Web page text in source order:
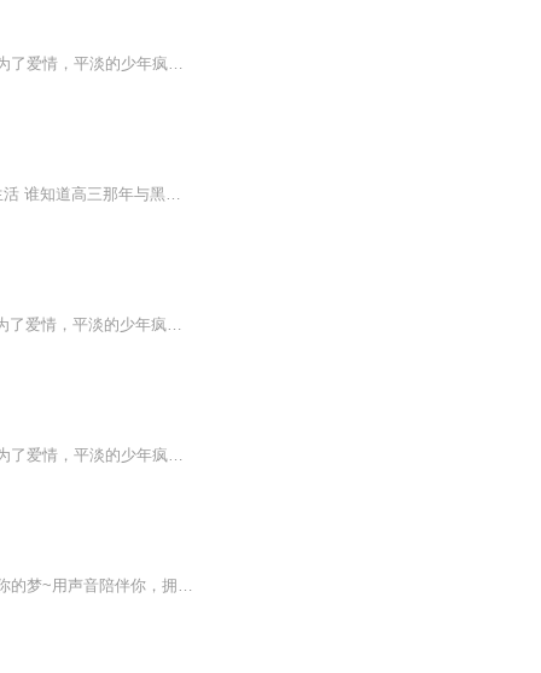
一个年少的武学宗师；一颗压抑的嗜血灵魂；一场爱人的惨死悲剧；一把挥起的暴怒屠刀。为了爱情，平淡的少年疯狂杀戮！为了生存，复活的**怒制囚牢！为了亲人，不甘的灵魂涉入黑道！为了荣耀，强悍的主角为国而战！他，外号血鹰，一个拥有八十名全国最可怕...
十八岁那年,炎娘离开日本“炎派”来到台湾 原以为可以在男女分隔的高中里,平静的过完高中生活 谁知道高三那年与黑道少主的相遇,却改变了她的一生...他们各是紫阳高中男女校里的人中龙凤,原本井水不犯河水 合校联欢大赛中,她这只“火风凰”终于跟霍东流扛上...
一个少年的武学宗师，一颗压抑的嗜血灵魂；一场爱人惨死悲剧，一把挥起的暴怒屠刀。为了爱情，平淡的少年疯狂杀戮。为了生存，复活的欲望怒制囚牢！！！
一个年少的武学宗师；一颗压抑的嗜血灵魂；一场爱人的惨死悲剧；一把挥起的暴怒屠刀。为了爱情，平淡的少年疯狂杀戮！为了生存，复活的欲望怒制囚牢！为了亲人，不甘的灵魂涉入黑道！为了荣耀，强悍的主角为国而战！他，外号血鹰，一个拥有八十名全国最可怕死囚的少年，一个带着国家密令制霸黑道的死囚，一个统领巅峰杀手集团征战世界的王者。黑道之上，生命之中，一路走来，一路飘血！
希望我的声音能够陪伴你度过每一个孤独的夜晚也希望我的声音和故事能够伴你入睡、温暖你的梦~用声音陪伴你，拥抱你，温暖你。如果你喜欢我的声音，可以点点关注和订阅哦~哄睡故事均来自网络，如果有侵权，请联系我删除，谢谢。️